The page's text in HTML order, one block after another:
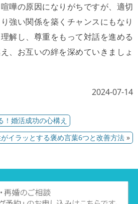
嘩の原因になりがちですが、適切
強い関係を築くチャンスにもなり
解し、尊重をもって対話を進める
、お互いの絆を深めていきましょ
2024-07-14
！婚活成功の心構え
イラッとする褒め言葉6つと改善方法 »